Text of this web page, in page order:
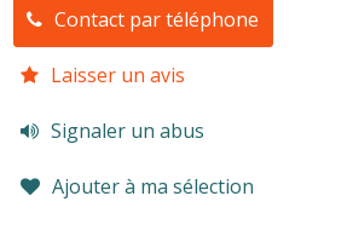
Contact par téléphone
Laisser un avis
Signaler un abus
Ajouter à ma sélection